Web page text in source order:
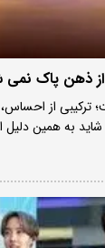
ذهن پاک نمی
از
به همین